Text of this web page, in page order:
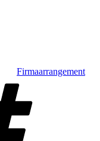
Firmaarrangement